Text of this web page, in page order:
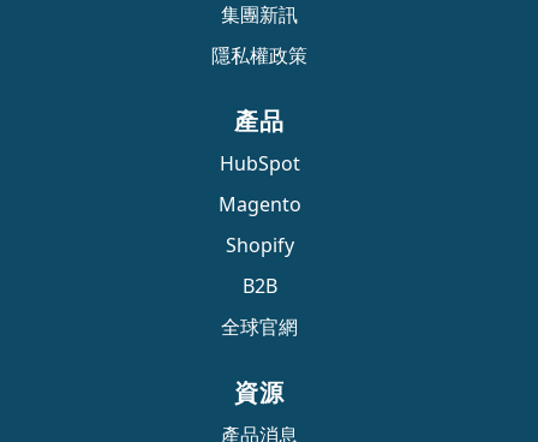
集團新訊
隱私權政策
產品
HubSpot
Magento
Shopify
B2B
全球官網
資源
產品消息